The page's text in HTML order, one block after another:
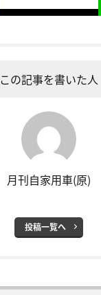
この記事を書いた人
月刊自家用車(原)
投稿一覧へ